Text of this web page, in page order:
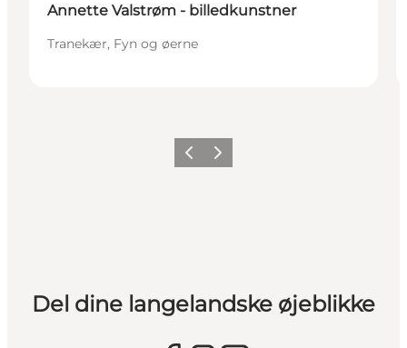
Annette Valstrøm - billedkunstner
Tranekær, Fyn og øerne
ForrigeNæste
Del dine langelandske øjeblikke